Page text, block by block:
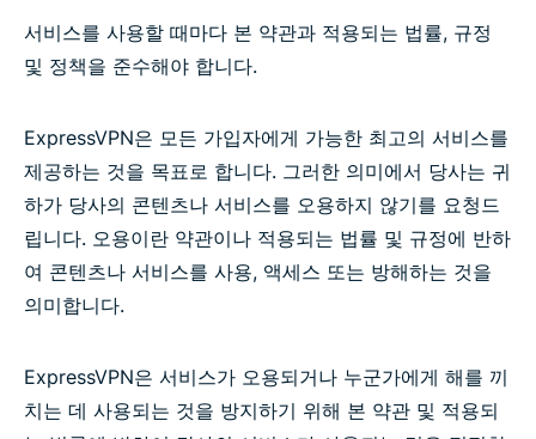
서비스를 사용할 때마다 본 약관과 적용되는 법률, 규정
및 정책을 준수해야 합니다.
ExpressVPN은 모든 가입자에게 가능한 최고의 서비스를
제공하는 것을 목표로 합니다. 그러한 의미에서 당사는 귀
하가 당사의 콘텐츠나 서비스를 오용하지 않기를 요청드
립니다. 오용이란 약관이나 적용되는 법률 및 규정에 반하
여 콘텐츠나 서비스를 사용, 액세스 또는 방해하는 것을
의미합니다.
ExpressVPN은 서비스가 오용되거나 누군가에게 해를 끼
치는 데 사용되는 것을 방지하기 위해 본 약관 및 적용되